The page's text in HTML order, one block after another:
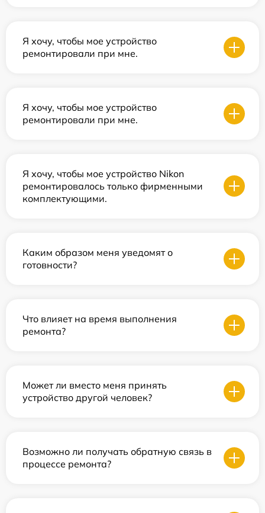
Я хочу, чтобы мое устройство
ремонтировали при мне.
Я хочу, чтобы мое устройство
ремонтировали при мне.
Я хочу, чтобы мое устройство Nikon
ремонтировалось только фирменными
комплектующими.
Каким образом меня уведомят о
готовности?
Что влияет на время выполнения
ремонта?
Может ли вместо меня принять
устройство другой человек?
Возможно ли получать обратную связь в
процессе ремонта?